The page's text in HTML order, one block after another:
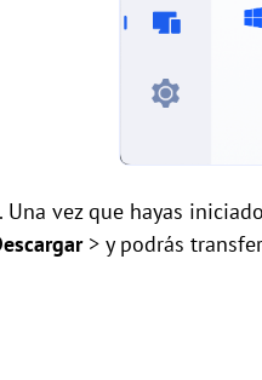
Una vez que hayas
> y podrás